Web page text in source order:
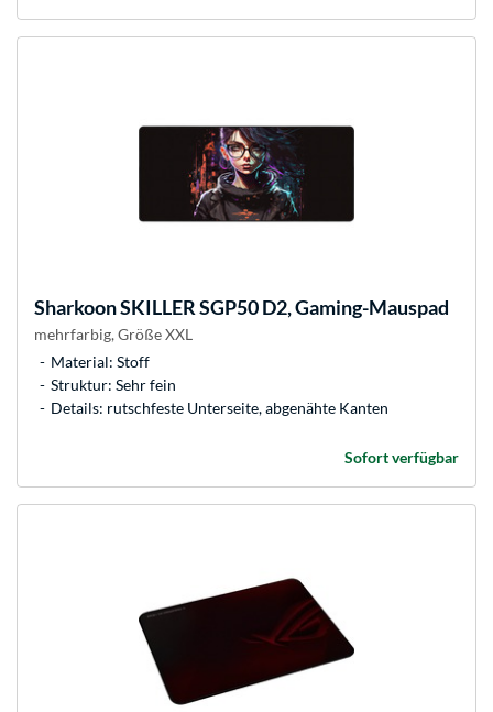
SharkoonSKILLER SGP50 D2, Gaming-Mauspad
mehrfarbig, Größe XXL
Material: Stoff
Struktur: Sehr fein
Details: rutschfeste Unterseite, abgenähte Kanten
Sofort verfügbar